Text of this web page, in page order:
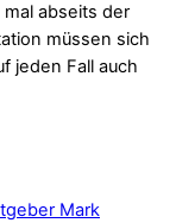
abseits der
müssen sich
jeden Fall auch
Mark